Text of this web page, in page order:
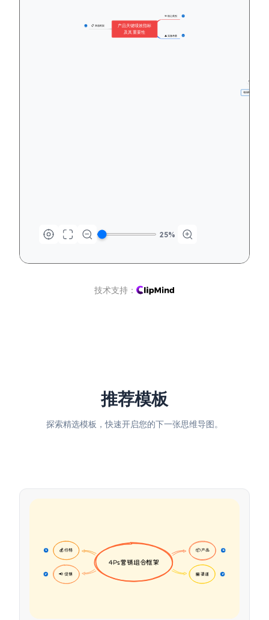
🎯 核心类别 27
📋 筛选框架
⚠️ 实施考量 17
产品关键绩效指标
及其重要性
相应调整产品策略
25%
技术支持：
推荐模板
探索精选模板，快速开启您的下一张思维导图。
📦 产品 16
💰 价格
16
🏪 渠道 17
📢 促销
17
4Ps营销组合框架